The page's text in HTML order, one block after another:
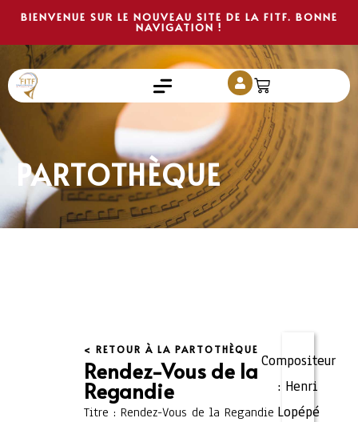
BIENVENUE SUR LE NOUVEAU SITE DE LA FITF. BONNE
NAVIGATION !
PARTOTHÈQUE
< RETOUR À LA PARTOTHÈQUE
Rendez-Vous de la
Regandie
Titre : Rendez-Vous de la Regandie
Compositeur
: Henri
Lopépé